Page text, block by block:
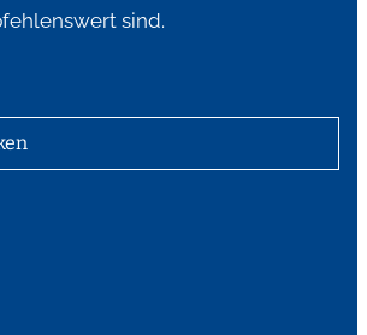
sind.